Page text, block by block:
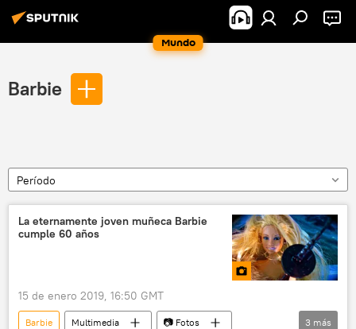
Mundo
Barbie
Período
La eternamente joven muñeca Barbie
cumple 60 años
15 de enero 2019, 16:50 GMT
Barbie Multimedia
📷 Fotos
3 más